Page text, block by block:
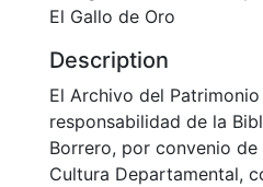
El Gallo de Oro
Description
El Archivo del
responsabilidad de la
Borrero, por convenio
Cultura Departamental,